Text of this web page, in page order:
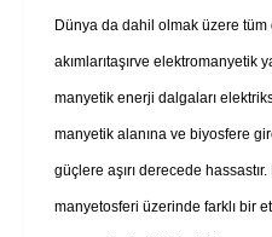
Dünya da dahil olmak üzere
akımlarıtaşırve elektromanyetik
manyetik enerji dalgaları
manyetik alanına ve biyosfere
güçlere aşırı derecede
manyetosferi üzerinde farklı bir